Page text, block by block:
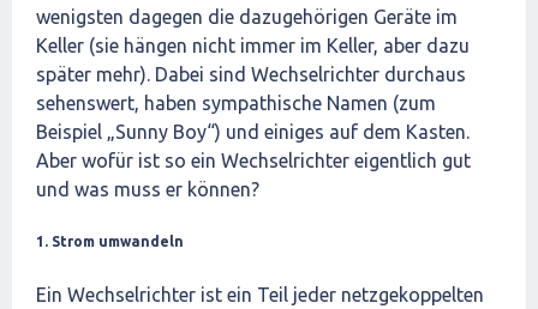
wenigsten dagegen die dazugehörigen Geräte im
Keller (sie hängen nicht immer im Keller, aber dazu
später mehr). Dabei sind Wechselrichter durchaus
sehenswert, haben sympathische Namen (zum
Beispiel „Sunny Boy“) und einiges auf dem Kasten.
Aber wofür ist so ein Wechselrichter eigentlich gut
und was muss er können?
1. Strom umwandeln
Ein Wechselrichter ist ein Teil jeder netzgekoppelten